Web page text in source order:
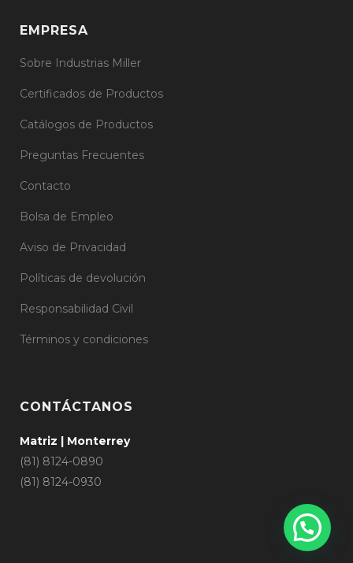
EMPRESA
Sobre Industrias Miller
Certificados de Productos
Catálogos de Productos
Preguntas Frecuentes
Contacto
Bolsa de Empleo
Aviso de Privacidad
Políticas de devolución
Responsabilidad Civil
Términos y condiciones
CONTÁCTANOS
Matriz | Monterrey
(81) 8124-0890
(81) 8124-0930